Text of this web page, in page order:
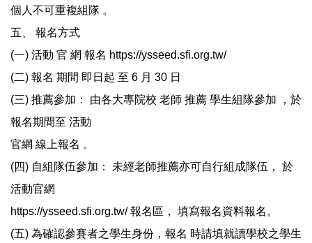
個人不可重複組隊 。
五、 報名方式
(一) 活動 官 網 報名 https://ysseed.sfi.org.tw/
(二) 報名 期間 即日起 至 6 月 30 日
(三) 推薦參加： 由各大專院校 老師 推薦 學生組隊參加 ，於
報名期間至 活動
官網 線上報名 。
(四) 自組隊伍參加： 未經老師推薦亦可自行組成隊伍， 於
活動官網
https://ysseed.sfi.org.tw/ 報名區， 填寫報名資料報名。
(五) 為確認參賽者之學生身份，報名 時請填就讀學校之學生